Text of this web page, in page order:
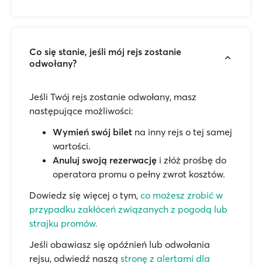
Co się stanie, jeśli mój rejs zostanie
odwołany?
Jeśli Twój rejs zostanie odwołany, masz
następujące możliwości:
Wymień swój bilet na inny rejs o tej samej
wartości.
Anuluj swoją rezerwację i złóż prośbę do
operatora promu o pełny zwrot kosztów.
Dowiedz się więcej o tym, co możesz zrobić w
przypadku zakłóceń związanych z pogodą lub
strajku promów.
Jeśli obawiasz się opóźnień lub odwołania
rejsu, odwiedź naszą stronę z alertami dla